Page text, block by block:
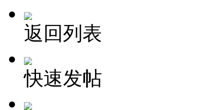
返回列表
快速发帖